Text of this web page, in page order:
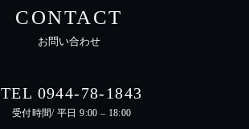
CONTACT
お問い合わせ
TEL 0944-78-1843
受付時間/ 平日 9:00 – 18:00